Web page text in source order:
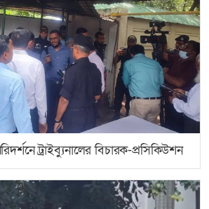
ট্রাইব্যুনালের বিচারক-প্রসিকিউশন